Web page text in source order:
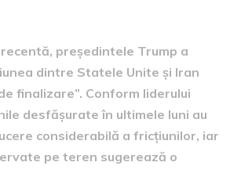
președintele Trump a
dintre Statele Unite și Iran
finalizare”. Conform liderului
desfășurate în ultimele luni au
considerabilă a fricțiunilor, iar
pe teren sugerează o